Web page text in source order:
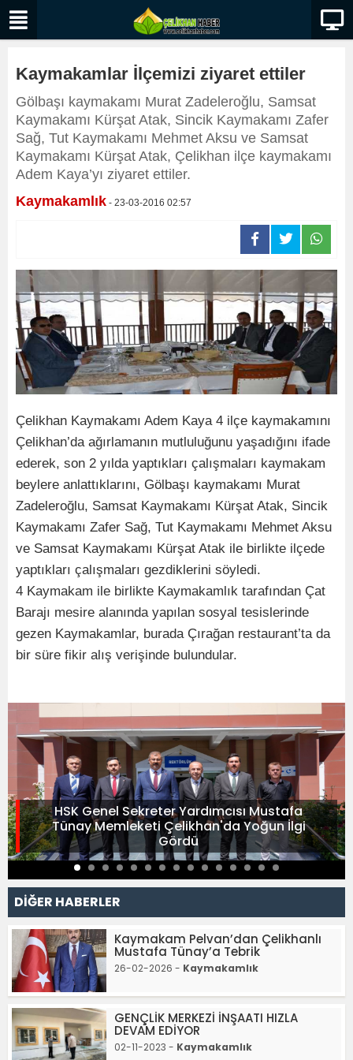
Kaymakamlar İlçemizi ziyaret ettiler
Gölbaşı kaymakamı Murat Zadeleroğlu, Samsat
Kaymakamı Kürşat Atak, Sincik Kaymakamı Zafer
Sağ, Tut Kaymakamı Mehmet Aksu ve Samsat
Kaymakamı Kürşat Atak, Çelikhan ilçe kaymakamı
Adem Kaya’yı ziyaret ettiler.
Kaymakamlık - 23-03-2016 02:57
Çelikhan Kaymakamı Adem Kaya 4 ilçe kaymakamını
Çelikhan’da ağırlamanın mutluluğunu yaşadığını ifade
ederek, son 2 yılda yaptıkları çalışmaları kaymakam
beylere anlattıklarını, Gölbaşı kaymakamı Murat
Zadeleroğlu, Samsat Kaymakamı Kürşat Atak, Sincik
Kaymakamı Zafer Sağ, Tut Kaymakamı Mehmet Aksu
ve Samsat Kaymakamı Kürşat Atak ile birlikte ilçede
yaptıkları çalışmaları gezdiklerini söyledi.
4 Kaymakam ile birlikte Kaymakamlık tarafından Çat
Barajı mesire alanında yapılan sosyal tesislerinde
gezen Kaymakamlar, burada Çırağan restaurant’ta da
bir süre fikir alış verişinde bulundular.
HSK Genel Sekreter Yardımcısı Mustafa
Tünay Memleketi Çelikhan'da Yoğun İlgi
Gördü
DİĞER HABERLER
Kaymakam Pelvan’dan Çelikhanlı
Mustafa Tünay’a Tebrik
26-02-2026 - Kaymakamlık
GENÇLİK MERKEZİ İNŞAATI HIZLA
DEVAM EDİYOR
02-11-2023 - Kaymakamlık